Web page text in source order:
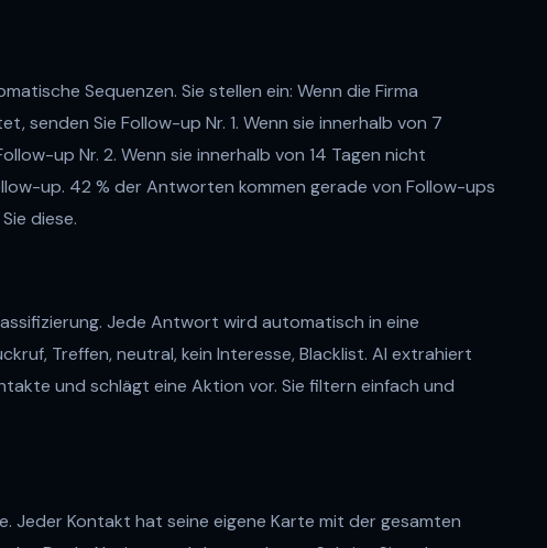
Sequenzen. Sie stellen ein: Wenn die Firma
senden Sie Follow-up Nr. 1. Wenn sie innerhalb von 7
up Nr. 2. Wenn sie innerhalb von 14 Tagen nicht
up. 42 % der Antworten kommen gerade von Follow-ups
diese.
Jede Antwort wird automatisch in eine
Treffen, neutral, kein Interesse, Blacklist. AI extrahiert
und schlägt eine Aktion vor. Sie filtern einfach und
Jeder Kontakt hat seine eigene Karte mit der gesamten